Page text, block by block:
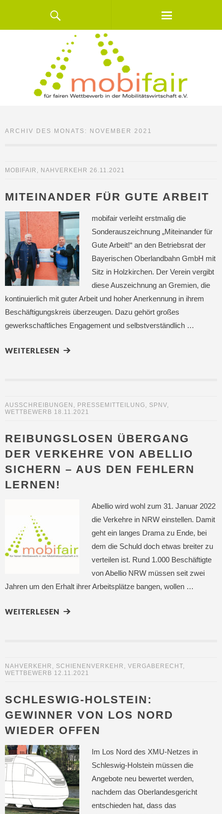
ARCHIV DES MONATS: NOVEMBER 2021
MOBIFAIR , NAHVERKEHR 26.11.2021
MITEINANDER FÜR GUTE ARBEIT
mobifair verleiht erstmalig die
Sonderauszeichnung „Miteinander für
Gute Arbeit!“ an den Betriebsrat der
Bayerischen Oberlandbahn GmbH mit
Sitz in Holzkirchen. Der Verein vergibt
diese Auszeichnung an Gremien, die
kontinuierlich mit guter Arbeit und hoher Anerkennung in ihrem
Beschäftigungskreis überzeugen. Dazu gehört großes
gewerkschaftliches Engagement und selbstverständlich …
WEITERLESEN
AUSSCHREIBUNGEN , PRESSEMITTEILUNG, SPNV,
WETTBEWERB 18.11.2021
REIBUNGSLOSEN ÜBERGANG
DER VERKEHRE VON ABELLIO
SICHERN – AUS DEN FEHLERN
LERNEN!
Abellio wird wohl zum 31. Januar 2022
die Verkehre in NRW einstellen. Damit
geht ein langes Drama zu Ende, bei
dem die Schuld doch etwas breiter zu
verteilen ist. Rund 1.000 Beschäftigte
von Abellio NRW müssen seit zwei
Jahren um den Erhalt ihrer Arbeitsplätze bangen, wollen …
WEITERLESEN
NAHVERKEHR , SCHIENENVERKEHR , VERGABERECHT,
WETTBEWERB 12.11.2021
SCHLESWIG-HOLSTEIN:
GEWINNER VON LOS NORD
WIEDER OFFEN
Im Los Nord des XMU-Netzes in
Schleswig-Holstein müssen die
Angebote neu bewertet werden,
nachdem das Oberlandesgericht
entschieden hat, dass das